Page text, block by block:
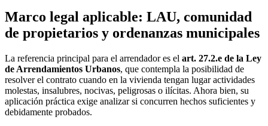
Marco legal aplicable: LAU, comunidad
de propietarios y ordenanzas municipales
La referencia principal para el arrendador es el art. 27.2.e de la Ley
de Arrendamientos Urbanos, que contempla la posibilidad de
resolver el contrato cuando en la vivienda tengan lugar actividades
molestas, insalubres, nocivas, peligrosas o ilícitas. Ahora bien, su
aplicación práctica exige analizar si concurren hechos suficientes y
debidamente probados.